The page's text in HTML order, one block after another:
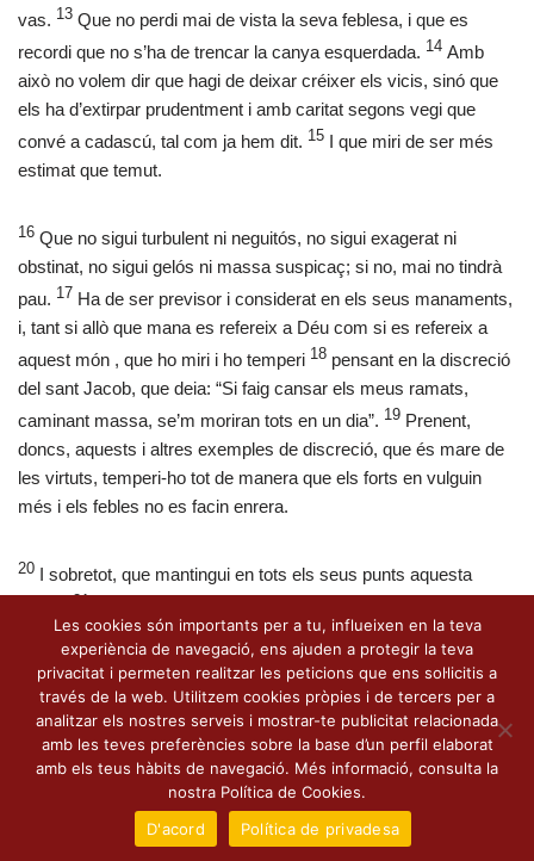
vas. 13 Que no perdi mai de vista la seva feblesa, i que es
recordi que no s’ha de trencar la canya esquerdada. 14 Amb
això no volem dir que hagi de deixar créixer els vicis, sinó que
els ha d’extirpar prudentment i amb caritat segons vegi que
convé a cadascú, tal com ja hem dit. 15 I que miri de ser més
estimat que temut.
16 Que no sigui turbulent ni neguitós, no sigui exagerat ni
obstinat, no sigui gelós ni massa suspicaç; si no, mai no tindrà
pau. 17 Ha de ser previsor i considerat en els seus manaments,
i, tant si allò que mana es refereix a Déu com si es refereix a
aquest món , que ho miri i ho temperi 18 pensant en la discreció
del sant Jacob, que deia: “Si faig cansar els meus ramats,
caminant massa, se’m moriran tots en un dia”. 19 Prenent,
doncs, aquests i altres exemples de discreció, que és mare de
les virtuts, temperi-ho tot de manera que els forts en vulguin
més i els febles no es facin enrera.
20 I sobretot, que mantingui en tots els seus punts aquesta
Senyor allò que sentí el bon servent que al moment degut havia
distribuït el blat als seus companys:22 “En veritat us dic -
afirma- que el va posar al cap de tots els seus béns”.
Les cookies són importants per a tu, influeixen en la teva
experiència de navegació, ens ajuden a protegir la teva
privacitat i permeten realitzar les peticions que ens sol·licitis a
través de la web. Utilitzem cookies pròpies i de tercers per a
analitzar els nostres serveis i mostrar-te publicitat relacionada
amb les teves preferències sobre la base d’un perfil elaborat
amb els teus hàbits de navegació. Més informació, consulta la
nostra Política de Cookies.
D'acord
Política de privadesa